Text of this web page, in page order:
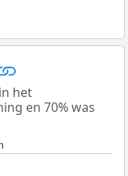
het
en 70% was